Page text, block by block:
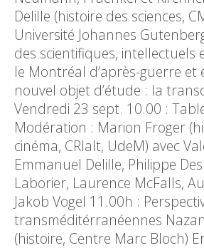
Delille (histoire des sciences,
Université Johannes
des scientifiques, intellectuels
le Montréal d’après-guerre et
nouvel objet d’étude : la
Vendredi 23 sept. 10.00 :
Modération : Marion Froger
cinéma, CRIalt, UdeM) avec
Emmanuel Delille, Philippe
Laborier, Laurence McFalls,
Jakob Vogel 11.00h :
transméditérranéennes
(histoire, Centre Marc Bloch)